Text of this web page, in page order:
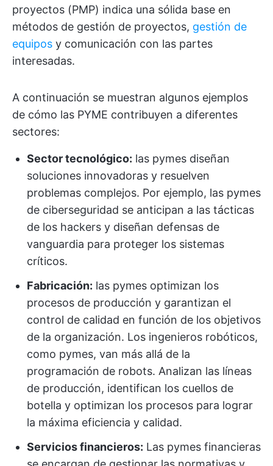
proyectos (PMP) indica una sólida base en
métodos de gestión de proyectos, gestión de
equipos y comunicación con las partes
interesadas.
A continuación se muestran algunos ejemplos
de cómo las PYME contribuyen a diferentes
sectores:
Sector tecnológico: las pymes diseñan
soluciones innovadoras y resuelven
problemas complejos. Por ejemplo, las pymes
de ciberseguridad se anticipan a las tácticas
de los hackers y diseñan defensas de
vanguardia para proteger los sistemas
críticos.
Fabricación: las pymes optimizan los
procesos de producción y garantizan el
control de calidad en función de los objetivos
de la organización. Los ingenieros robóticos,
como pymes, van más allá de la
programación de robots. Analizan las líneas
de producción, identifican los cuellos de
botella y optimizan los procesos para lograr
la máxima eficiencia y calidad.
Servicios financieros: Las pymes financieras